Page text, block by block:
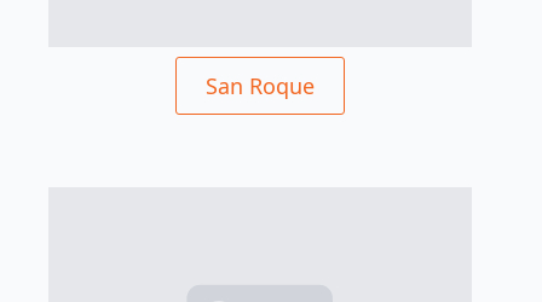
San Roque